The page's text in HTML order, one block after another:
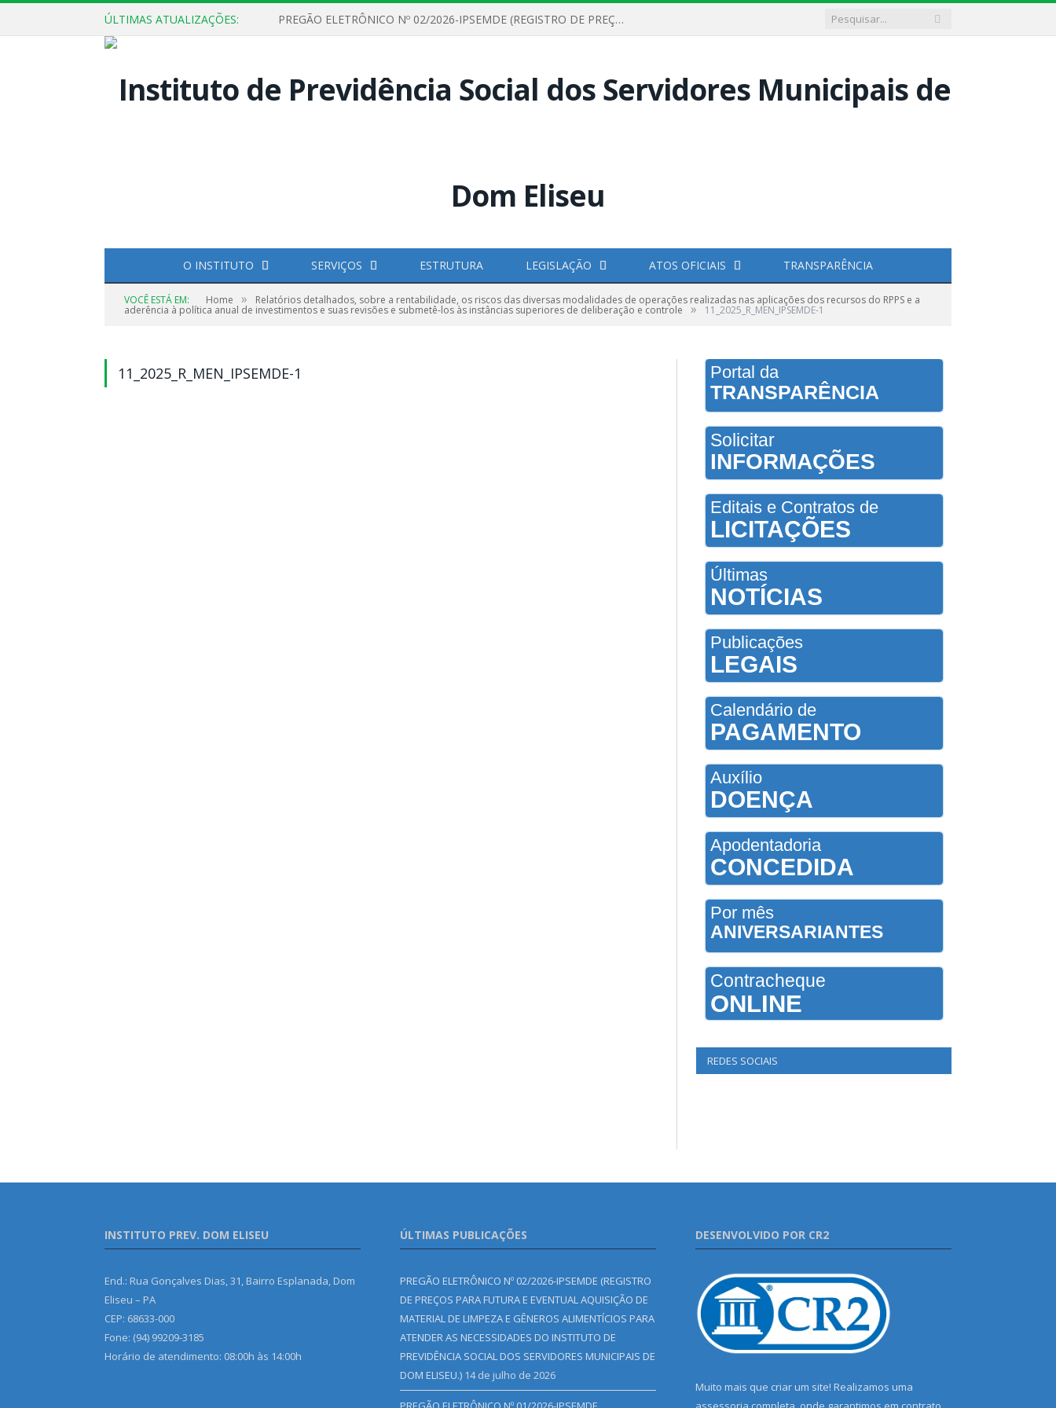
ÚLTIMAS ATUALIZAÇÕES: PREGÃO ELETRÔNICO Nº 02/2026-IPSEMDE (REGISTRO DE PREÇOS PARA FUTURA E EVENTUAL AQUISIÇÃO DE MATERIAL DE LIMPEZA E GÊNEROS ALIMENTÍCIOS PARA ATENDER AS NECESSIDADES DO INSTITUTO DE PREVIDÊNCIA SOCIAL DOS SERVIDORES MUNICIPAIS DE DOM ELISEU.)
O INSTITUTO SERVIÇOS ESTRUTURA LEGISLAÇÃO ATOS OFICIAIS TRANSPARÊNCIA
VOCÊ ESTÁ EM: Home » Relatórios detalhados, sobre a rentabilidade, os riscos das diversas modalidades de operações realizadas nas aplicações dos recursos do RPPS e a
aderência à política anual de investimentos e suas revisões e submetê-los às instâncias superiores de deliberação e controle » 11_2025_R_MEN_IPSEMDE-1
11_2025_R_MEN_IPSEMDE-1 Portal da
TRANSPARÊNCIA
Solicitar
INFORMAÇÕES
Editais e Contratos de
LICITAÇÕES
Últimas
NOTÍCIAS
Publicações
LEGAIS
Calendário de
PAGAMENTO
Auxílio
DOENÇA
Apodentadoria
CONCEDIDA
Por mês
ANIVERSARIANTES
Contracheque
ONLINE
REDES SOCIAIS
INSTITUTO PREV. DOM ELISEU
End.: Rua Gonçalves Dias, 31, Bairro Esplanada, Dom
Eliseu – PA
CEP: 68633-000
Fone: (94) 99209-3185
Horário de atendimento: 08:00h às 14:00h
ÚLTIMAS PUBLICAÇÕES
PREGÃO ELETRÔNICO Nº 02/2026-IPSEMDE (REGISTRO
DE PREÇOS PARA FUTURA E EVENTUAL AQUISIÇÃO DE
MATERIAL DE LIMPEZA E GÊNEROS ALIMENTÍCIOS PARA
ATENDER AS NECESSIDADES DO INSTITUTO DE
PREVIDÊNCIA SOCIAL DOS SERVIDORES MUNICIPAIS DE
DOM ELISEU.) 14 de julho de 2026
DESENVOLVIDO POR CR2
Muito mais que criar um site! Realizamos uma